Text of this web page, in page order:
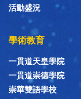
活動盛況
學術教育
一貫道天皇學院
一貫道崇德學院
崇華雙語學校